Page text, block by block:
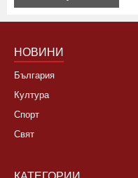
НОВИНИ
България
Култура
Спорт
Свят